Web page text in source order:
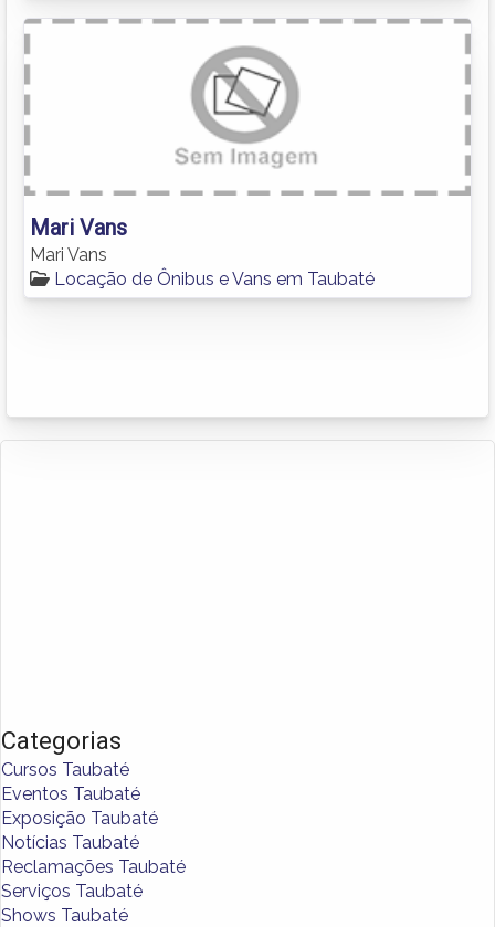
Mari Vans
Mari Vans
Locação de Ônibus e Vans em Taubaté
Categorias
Cursos Taubaté
Eventos Taubaté
Exposição Taubaté
Notícias Taubaté
Reclamações Taubaté
Serviços Taubaté
Shows Taubaté